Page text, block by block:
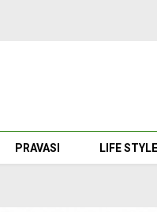
PRAVASI LIFE STYLE